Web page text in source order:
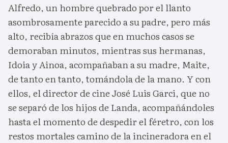
Alfredo, un hombre quebrado por el llanto
asombrosamente parecido a su padre, pero más
alto, recibía abrazos que en muchos casos se
demoraban minutos, mientras sus hermanas,
Idoia y Ainoa, acompañaban a su madre, Maite,
de tanto en tanto, tomándola de la mano. Y con
ellos, el director de cine José Luis Garci, que no
se separó de los hijos de Landa, acompañándoles
hasta el momento de despedir el féretro, con los
restos mortales camino de la incineradora en el